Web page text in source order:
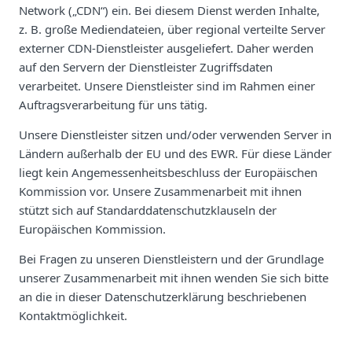
Network („CDN“) ein. Bei diesem Dienst werden Inhalte,
z. B. große Mediendateien, über regional verteilte Server
externer CDN-Dienstleister ausgeliefert. Daher werden
auf den Servern der Dienstleister Zugriffsdaten
verarbeitet. Unsere Dienstleister sind im Rahmen einer
Auftragsverarbeitung für uns tätig.
Unsere Dienstleister sitzen und/oder verwenden Server in
Ländern außerhalb der EU und des EWR. Für diese Länder
liegt kein Angemessenheitsbeschluss der Europäischen
Kommission vor. Unsere Zusammenarbeit mit ihnen
stützt sich auf Standarddatenschutzklauseln der
Europäischen Kommission.
Bei Fragen zu unseren Dienstleistern und der Grundlage
unserer Zusammenarbeit mit ihnen wenden Sie sich bitte
an die in dieser Datenschutzerklärung beschriebenen
Kontaktmöglichkeit.